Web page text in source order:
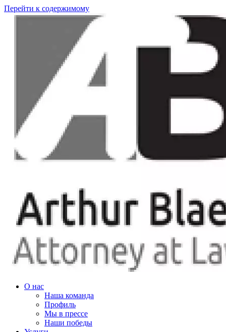
Перейти к содержимому
О нас
Наша команда
Профиль
Мы в прессе
Наши победы